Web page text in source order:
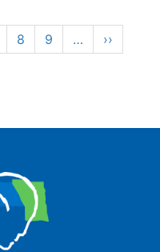
Page
8 Page
9 …
Siguiente
página
››